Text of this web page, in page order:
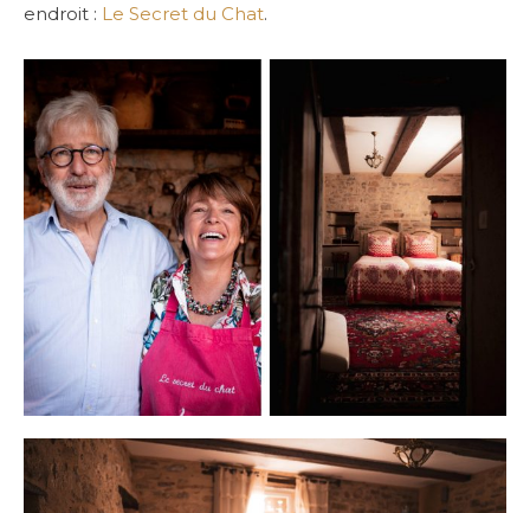
endroit : Le Secret du Chat.